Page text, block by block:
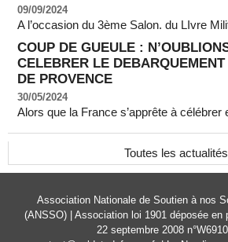
09/09/2024
A l’occasion du 3ème Salon. du LIvre
COUP DE GUEULE :
CELEBRER LE
DE PROVENCE
30/05/2024
Alors que la France s’apprête à célébrer
Toutes les actualités
Association Nationale de Soutien à nos
(ANSSO) | Association loi 1901 déposée en
22 septembre 2008